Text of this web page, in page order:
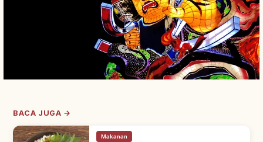
BACA JUGA →
Makanan